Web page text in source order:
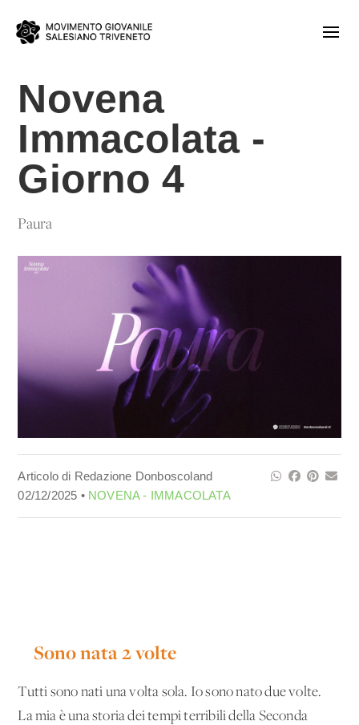
Novena
Immacolata -
Giorno 4
Paura
Articolo di Redazione Donboscoland
02/12/2025 • NOVENA - IMMACOLATA
Sono nata 2 volte
Tutti sono nati una volta sola. Io sono nato due volte.
La mia è una storia dei tempi terribili della Seconda